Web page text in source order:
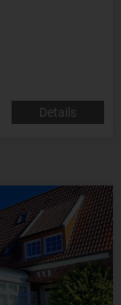
Details